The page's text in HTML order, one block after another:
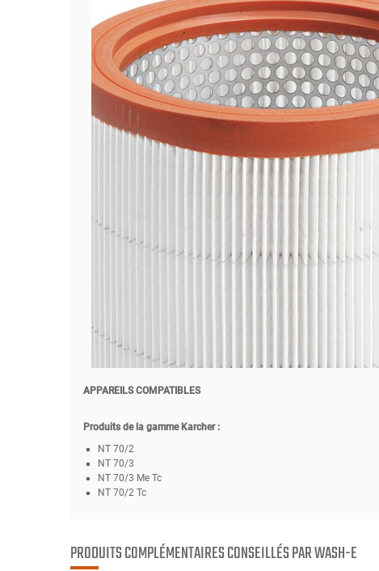
APPAREILS COMPATIBLES
Produits de la gamme Karcher :
NT 70/2
NT 70/3
NT 70/3 Me Tc
NT 70/2 Tc
PRODUITS COMPLÉMENTAIRES CONSEILLÉS PAR WASH-E